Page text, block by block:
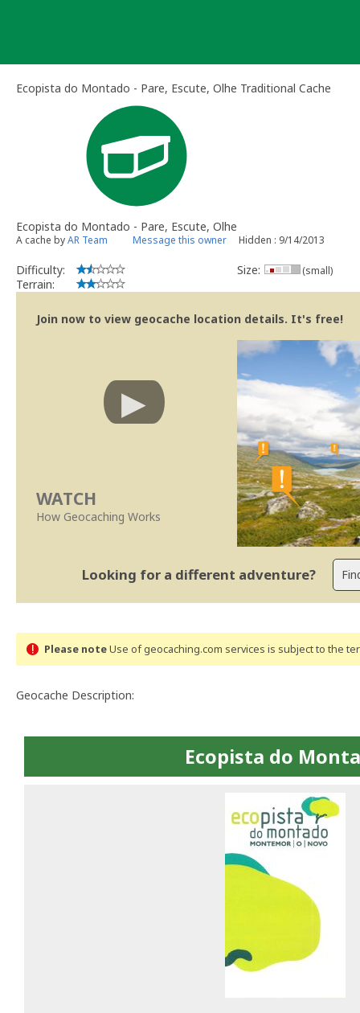
Ecopista do Montado - Pare, Escute, Olhe Traditional Cache
Ecopista do Montado - Pare, Escute, Olhe
A cache byAR Team Message this owner Hidden : 9/14/2013
Difficulty:
Terrain:
Size: (small)
Join now to view geocache location details. It's free!
WATCH
How Geocaching Works
Looking for a different adventure?
Please noteUse of geocaching.com services is subject to the
Geocache Description:
Ecopista do